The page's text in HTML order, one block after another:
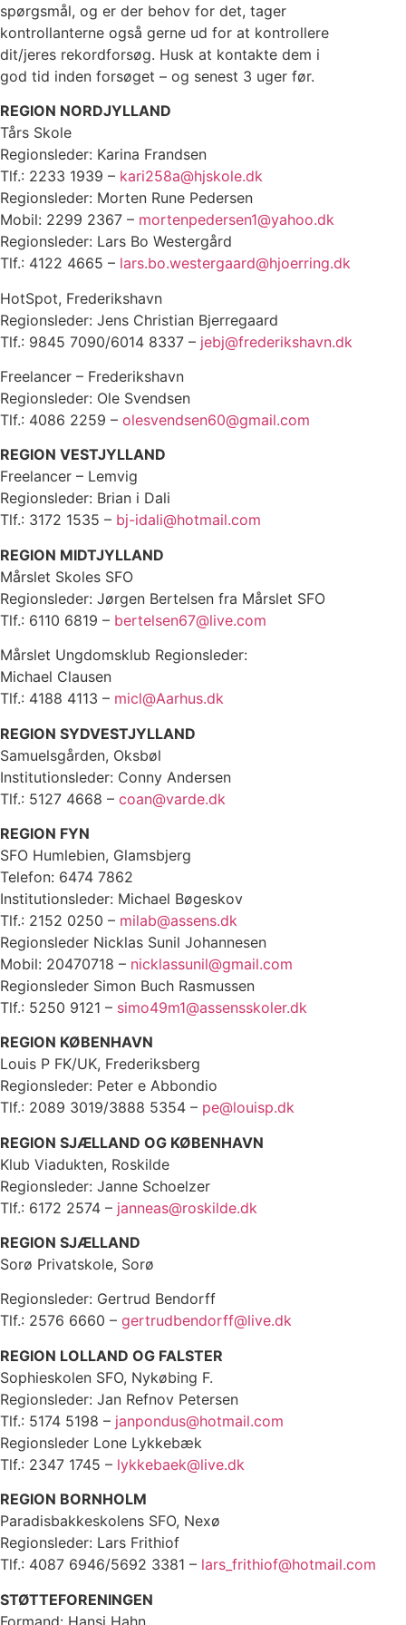
spørgsmål, og er der behov for det, tager
kontrollanterne også gerne ud for at kontrollere
dit/jeres rekordforsøg. Husk at kontakte dem i
god tid inden forsøget – og senest 3 uger før.
REGION NORDJYLLAND
Tårs Skole
Regionsleder: Karina Frandsen
Tlf.: 2233 1939 – kari258a@hjskole.dk
Regionsleder: Morten Rune Pedersen
Mobil: 2299 2367 – mortenpedersen1@yahoo.dk
Regionsleder: Lars Bo Westergård
Tlf.: 4122 4665 – lars.bo.westergaard@hjoerring.dk
HotSpot, Frederikshavn
Regionsleder: Jens Christian Bjerregaard
Tlf.: 9845 7090/6014 8337 – jebj@frederikshavn.dk
Freelancer – Frederikshavn
Regionsleder: Ole Svendsen
Tlf.: 4086 2259 – olesvendsen60@gmail.com
REGION VESTJYLLAND
Freelancer – Lemvig
Regionsleder: Brian i Dali
Tlf.: 3172 1535 – bj-idali@hotmail.com
REGION MIDTJYLLAND
Mårslet Skoles SFO
Regionsleder: Jørgen Bertelsen fra Mårslet SFO
Tlf.: 6110 6819 – bertelsen67@live.com
Mårslet Ungdomsklub Regionsleder:
Michael Clausen
Tlf.: 4188 4113 – micl@Aarhus.dk
REGION SYDVESTJYLLAND
Samuelsgården, Oksbøl
Institutionsleder: Conny Andersen
Tlf.: 5127 4668 – coan@varde.dk
REGION FYN
SFO Humlebien, Glamsbjerg
Telefon: 6474 7862
Institutionsleder: Michael Bøgeskov
Tlf.: 2152 0250 – milab@assens.dk
Regionsleder Nicklas Sunil Johannesen
Mobil: 20470718 – nicklassunil@gmail.com
Regionsleder Simon Buch Rasmussen
Tlf.: 5250 9121 – simo49m1@assensskoler.dk
REGION KØBENHAVN
Louis P FK/UK, Frederiksberg
Regionsleder: Peter e Abbondio
Tlf.: 2089 3019/3888 5354 – pe@louisp.dk
REGION SJÆLLAND OG KØBENHAVN
Klub Viadukten, Roskilde
Regionsleder: Janne Schoelzer
Tlf.: 6172 2574 – janneas@roskilde.dk
REGION SJÆLLAND
Sorø Privatskole, Sorø
Regionsleder: Gertrud Bendorff
Tlf.: 2576 6660 – gertrudbendorff@live.dk
REGION LOLLAND OG FALSTER
Sophieskolen SFO, Nykøbing F.
Regionsleder: Jan Refnov Petersen
Tlf.: 5174 5198 – janpondus@hotmail.com
Regionsleder Lone Lykkebæk
Tlf.: 2347 1745 – lykkebaek@live.dk
REGION BORNHOLM
Paradisbakkeskolens SFO, Nexø
Regionsleder: Lars Frithiof
Tlf.: 4087 6946/5692 3381 – lars_frithiof@hotmail.com
STØTTEFORENINGEN
Formand: Hansi Hahn